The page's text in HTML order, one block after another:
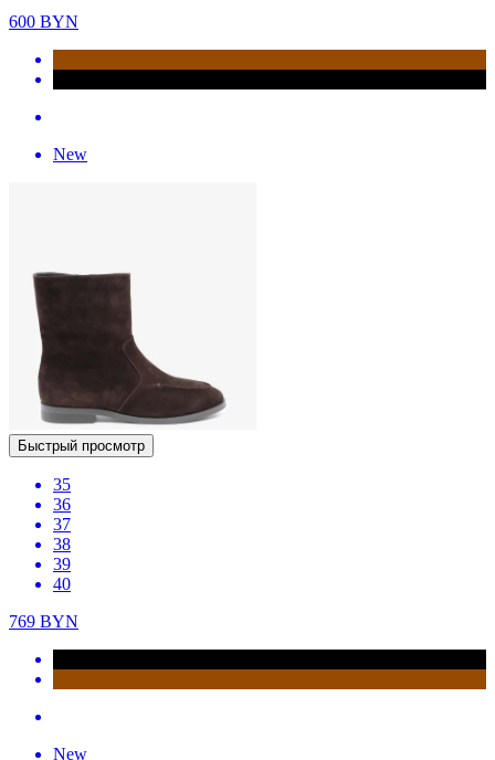
600 BYN
New
Быстрый просмотр
35
36
37
38
39
40
769 BYN
New